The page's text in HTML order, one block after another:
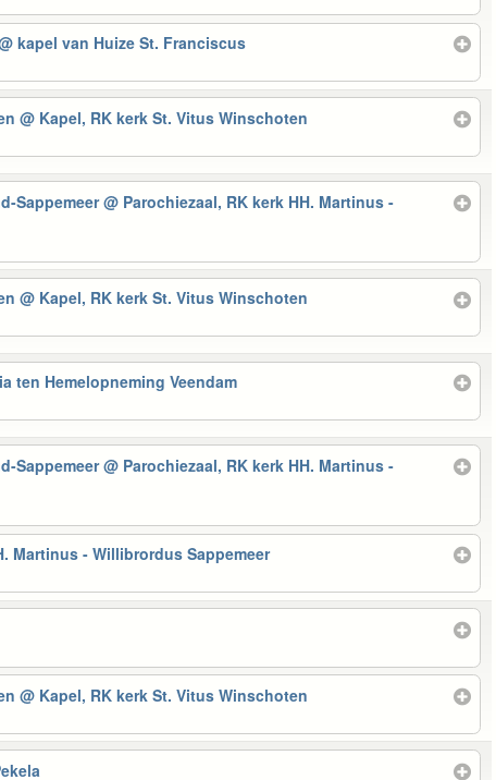
kapel van Huize St. Franciscus
@ Kapel, RK kerk St. Vitus Winschoten
Sappemeer@ Parochiezaal, RK kerk HH. Martinus -
@ Kapel, RK kerk St. Vitus Winschoten
ten Hemelopneming Veendam
Sappemeer@ Parochiezaal, RK kerk HH. Martinus -
Martinus - Willibrordus Sappemeer
@ Kapel, RK kerk St. Vitus Winschoten